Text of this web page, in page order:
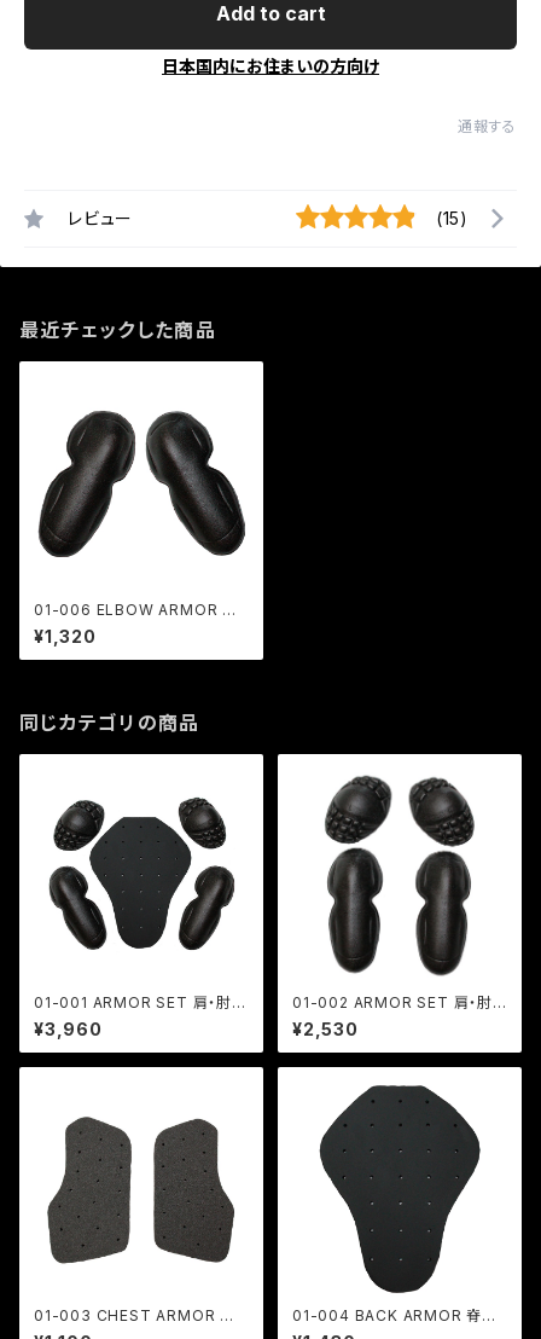
Add to cart
日本国内にお住まいの方向け
通報する
レビュー (15)
最近チェックした商品
01-006 ELBOW ARMOR 肘
用
¥1,320
同じカテゴリの商品
01-001 ARMOR SET 肩・肘・
脊椎用
¥3,960
01-002 ARMOR SET 肩・肘
用
¥2,530
01-003 CHEST ARMOR 胸
部用
01-004 BACK ARMOR 脊椎
用